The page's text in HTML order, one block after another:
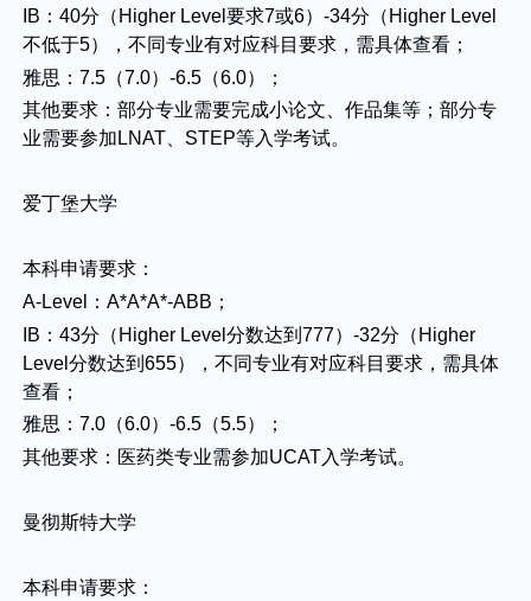
IB：40分（Higher Level要求7或6）-34分（Higher Level
不低于5），不同专业有对应科目要求，需具体查看；
雅思：7.5（7.0）-6.5（6.0）；
其他要求：部分专业需要完成小论文、作品集等；部分专
业需要参加LNAT、STEP等入学考试。
爱丁堡大学
本科申请要求：
A-Level：A*A*A*-ABB；
IB：43分（Higher Level分数达到777）-32分（Higher
Level分数达到655），不同专业有对应科目要求，需具体
查看；
雅思：7.0（6.0）-6.5（5.5）；
其他要求：医药类专业需参加UCAT入学考试。
曼彻斯特大学
本科申请要求：